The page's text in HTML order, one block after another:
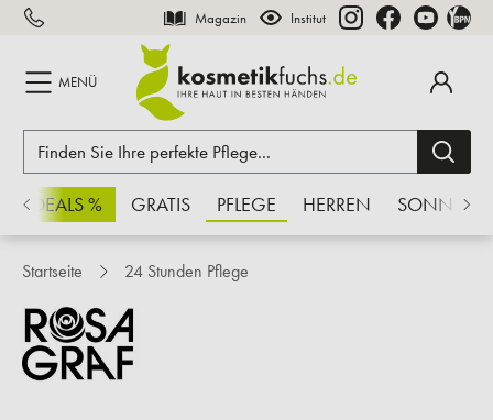
springen Magazin Institut
MENÜ
% GRATIS PFLEGE HERREN SONNE
Startseite 24 Stunden Pflege